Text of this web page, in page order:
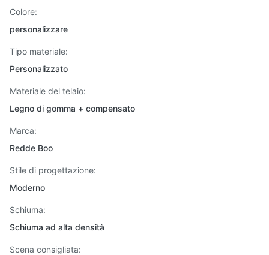
Colore:
personalizzare
Tipo materiale:
Personalizzato
Materiale del telaio:
Legno di gomma + compensato
Marca:
Redde Boo
Stile di progettazione:
Moderno
Schiuma:
Schiuma ad alta densità
Scena consigliata: